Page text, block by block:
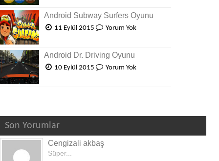
Android Subway Surfers Oyunu
11 Eylül 2015 Yorum Yok
Android Dr. Driving Oyunu
10 Eylül 2015 Yorum Yok
Son Yorumlar
Cengizali akbaş
Süper...